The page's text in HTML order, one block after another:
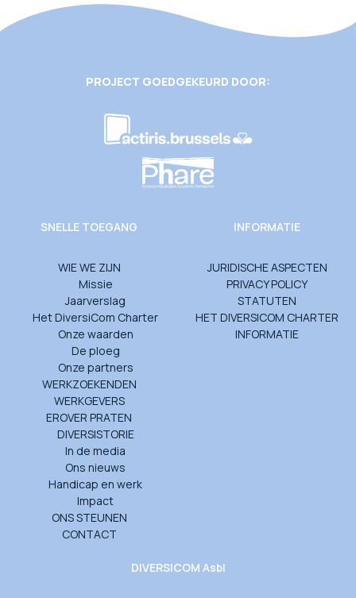
DIVERSICOM Asbl
SNELLE TOEGANG
WIE WE ZIJN
Missie
Jaarverslag
Het DiversiCom Charter
Onze waarden
De ploeg
Onze partners
WERKZOEKENDEN
WERKGEVERS
EROVER PRATEN
DIVERSISTORIE
In de media
Ons nieuws
Handicap en werk
Impact
ONS STEUNEN
CONTACT
INFORMATIE
JURIDISCHE ASPECTEN
PRIVACY POLICY
STATUTEN
HET DIVERSICOM CHARTER
INFORMATIE
PROJECT GOEDGEKEURD DOOR: